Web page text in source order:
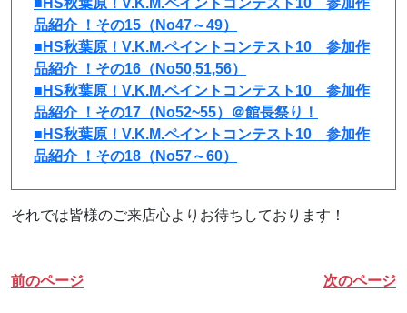
品紹介 ！その15（No47～49）
■HS秋葉原！V.K.M.ペイントコンテスト10 参加作
品紹介 ！その16（No50,51,56）
■HS秋葉原！V.K.M.ペイントコンテスト10 参加作
品紹介 ！その17（No52~55）＠館長祭り！
■HS秋葉原！V.K.M.ペイントコンテスト10 参加作
品紹介 ！その18（No57～60）
それでは皆様のご来店心よりお待ちしております！
前のページ 次のページ